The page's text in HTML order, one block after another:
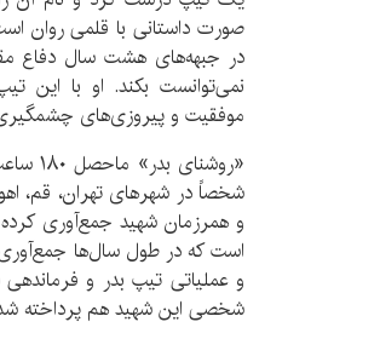
صورت داستانی با قلمی روان
در جبهه‌های هشت سال دفاع
موفقیت و پیروزی‌های
شخصاً در شهرهای تهران، قم،
است که در طول سال‌ها جمع‌آوری
و عملیاتی تیپ بدر و فرماندهی
شخصی این شهید هم پرداخته